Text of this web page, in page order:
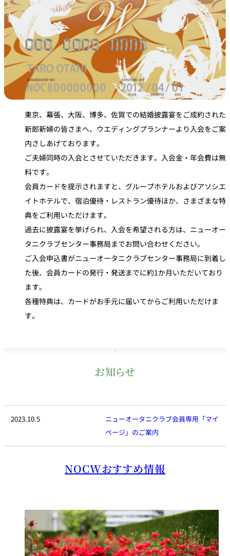
東京、幕張、大阪、博多、佐賀での結婚披露宴をご成約された
新郎新婦の皆さまへ、ウエディングプランナーより入会をご案
内さしあげております。
ご夫婦同時の入会とさせていただきます。入会金・年会費は無
料です。
会員カードを提示されますと、グループホテルおよびアソシエ
イトホテルで、宿泊優待・レストラン優待ほか、さまざまな特
典をご利用いただけます。
過去に披露宴を挙げられ、入会を希望される方は、ニューオー
タニクラブセンター事務局までお問い合わせください。
ご入会申込書がニューオータニクラブセンター事務局に到着し
た後、会員カードの発行・発送までに約1か月いただいており
ます。
各種特典は、カードがお手元に届いてからご利用いただけま
す。
お知らせ
2023.10.5
ニューオータニクラブ会員専用「マイ
ページ」のご案内
NOCWおすすめ情報